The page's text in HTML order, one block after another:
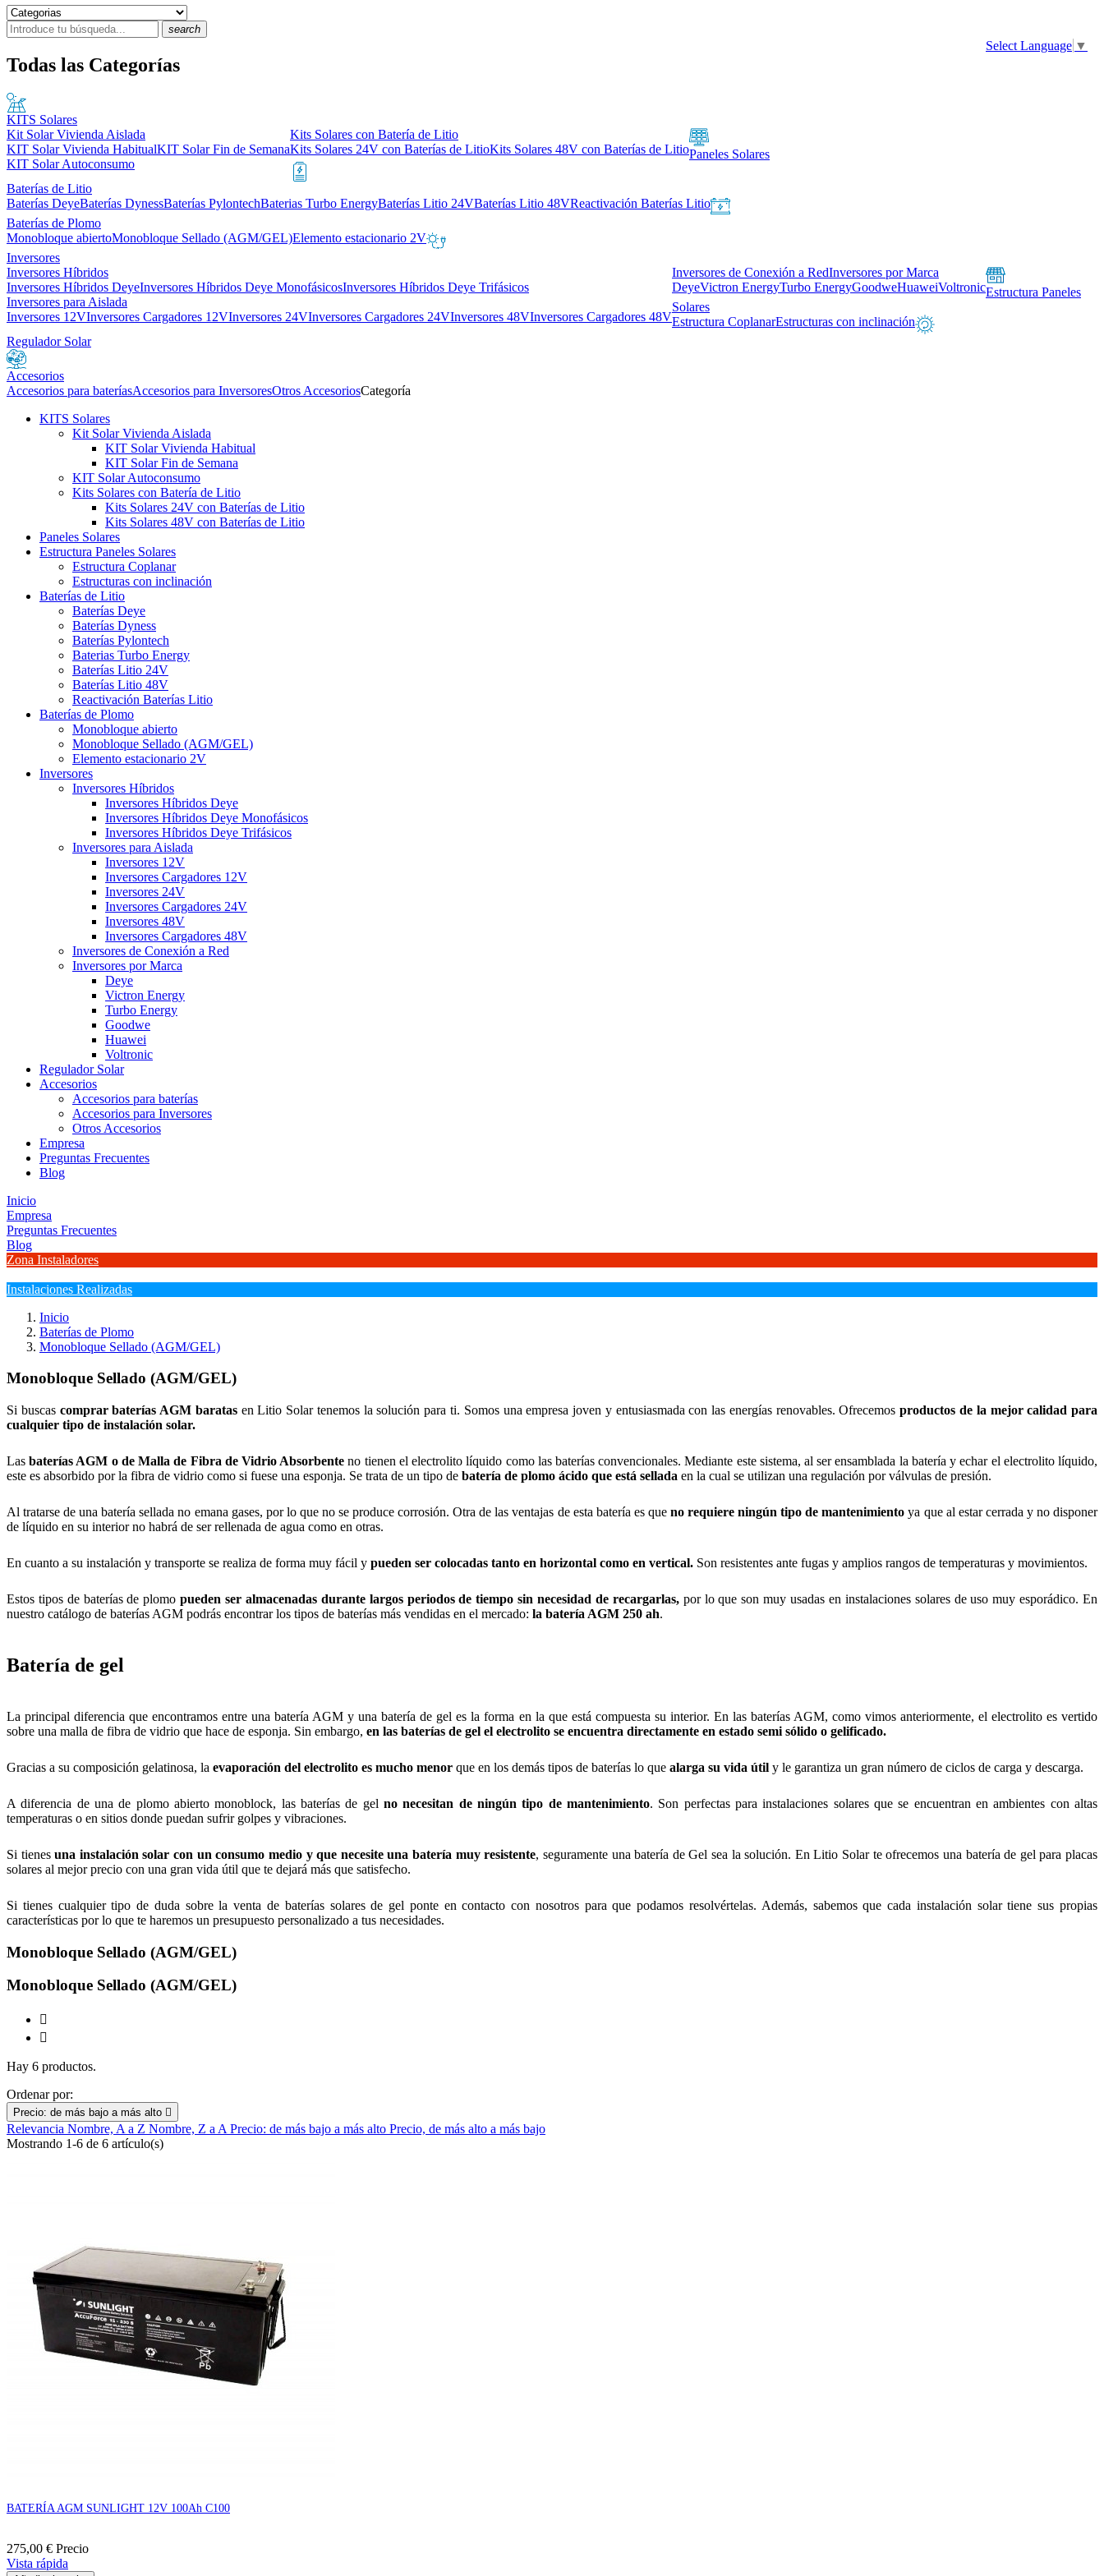
search
Select Language ▼
Todas las Categorías
KITS Solares
Kit Solar Vivienda Aislada
KIT Solar Vivienda HabitualKIT Solar Fin de Semana
KIT Solar Autoconsumo
Kits Solares con Batería de Litio
Kits Solares 24V con Baterías de LitioKits Solares 48V con Baterías de LitioPaneles Solares
Baterías de Litio
Baterías DeyeBaterías DynessBaterías PylontechBaterias Turbo EnergyBaterías Litio 24VBaterías Litio 48VReactivación Baterías Litio
Baterías de Plomo
Monobloque abiertoMonobloque Sellado (AGM/GEL)Elemento estacionario 2V
Inversores
Inversores Híbridos
Inversores Híbridos DeyeInversores Híbridos Deye MonofásicosInversores Híbridos Deye Trifásicos
Inversores para Aislada
Inversores 12VInversores Cargadores 12VInversores 24VInversores Cargadores 24VInversores 48VInversores Cargadores 48V
Inversores de Conexión a RedInversores por Marca
DeyeVictron EnergyTurbo EnergyGoodweHuaweiVoltronicEstructura Paneles
Solares
Estructura CoplanarEstructuras con inclinación
Regulador Solar
Accesorios
Accesorios para bateríasAccesorios para InversoresOtros AccesoriosCategoría
KITS Solares
Kit Solar Vivienda Aislada
KIT Solar Vivienda Habitual
KIT Solar Fin de Semana
KIT Solar Autoconsumo
Kits Solares con Batería de Litio
Kits Solares 24V con Baterías de Litio
Kits Solares 48V con Baterías de Litio
Paneles Solares
Estructura Paneles Solares
Estructura Coplanar
Estructuras con inclinación
Baterías de Litio
Baterías Deye
Baterías Dyness
Baterías Pylontech
Baterias Turbo Energy
Baterías Litio 24V
Baterías Litio 48V
Reactivación Baterías Litio
Baterías de Plomo
Monobloque abierto
Monobloque Sellado (AGM/GEL)
Elemento estacionario 2V
Inversores
Inversores Híbridos
Inversores Híbridos Deye
Inversores Híbridos Deye Monofásicos
Inversores Híbridos Deye Trifásicos
Inversores para Aislada
Inversores 12V
Inversores Cargadores 12V
Inversores 24V
Inversores Cargadores 24V
Inversores 48V
Inversores Cargadores 48V
Inversores de Conexión a Red
Inversores por Marca
Deye
Victron Energy
Turbo Energy
Goodwe
Huawei
Voltronic
Regulador Solar
Accesorios
Accesorios para baterías
Accesorios para Inversores
Otros Accesorios
Empresa
Preguntas Frecuentes
Blog
Inicio
Empresa
Preguntas Frecuentes
Blog
Zona Instaladores
Instalaciones Realizadas
Inicio
Baterías de Plomo
Monobloque Sellado (AGM/GEL)
Monobloque Sellado (AGM/GEL)
Si buscas comprar baterías AGM baratasen Litio Solar tenemos la solución para ti. Somos una empresa joven y entusiasmada con las energías renovables. Ofrecemosproductos de la mejor calidad para
cualquier tipo de instalación solar.
Lasbaterías AGM o de Malla de Fibra de Vidrio Absorbente no tienen el electrolito líquido como las baterías convencionales. Mediante este sistema, al ser ensamblada la batería y echar el electrolito líquido,
este es absorbido por la fibra de vidrio como si fuese una esponja. Se trata de un tipo de batería de plomo ácido que está sellada en la cual se utilizan una regulación por válvulas de presión.
Al tratarse de una batería sellada no emana gases, por lo que no se produce corrosión. Otra de las ventajas de esta batería es que no requiere ningún tipo de mantenimiento ya que al estar cerrada y no disponer
de líquido en su interior no habrá de ser rellenada de agua como en otras.
En cuanto a su instalación y transporte se realiza de forma muy fácil y pueden ser colocadas tanto en horizontal como en vertical. Son resistentes ante fugas y amplios rangos de temperaturas y movimientos.
Estos tipos de baterías de plomopueden ser almacenadas durante largos periodos de tiempo sin necesidad de recargarlas,por lo que son muy usadas en instalaciones solares de uso muy esporádico. En
nuestro catálogo de baterías AGM podrás encontrar los tipos de baterías más vendidas en el mercado: la batería AGM 250 ah.
Batería de gel
La principal diferencia que encontramos entre una batería AGM y una batería de gel es la forma en la que está compuesta su interior. En las baterías AGM, como vimos anteriormente, el electrolito es vertido
sobre una malla de fibra de vidrio que hace de esponja. Sin embargo, en las baterías de gel el electrolito se encuentra directamente en estado semi sólido o gelificado.
Gracias a su composición gelatinosa, la evaporación del electrolito es mucho menor que en los demás tipos de baterías lo que alarga su vida útil y le garantiza un gran número de ciclos de carga y descarga.
A diferencia de una de plomo abierto monoblock, las baterías de gel no necesitan de ningún tipo de mantenimiento. Son perfectas para instalaciones solares que se encuentran en ambientes con altas
temperaturas o en sitios donde puedan sufrir golpes y vibraciones.
Si tienesuna instalación solar con un consumo medio y que necesite una batería muy resistente, seguramente una batería de Gel sea la solución. En Litio Solar te ofrecemos una batería de gel para placas
solares al mejor precio con una gran vida útil que te dejará más que satisfecho.
Si tienes cualquier tipo de duda sobre la venta de baterías solares de gel ponte en contacto con nosotros para que podamos resolvértelas. Además, sabemos que cada instalación solar tiene sus propias
características por lo que te haremos un presupuesto personalizado a tus necesidades.
Monobloque Sellado (AGM/GEL)
Monobloque Sellado (AGM/GEL)


Hay 6 productos.
Ordenar por:
Precio: de más bajo a más alto 
Relevancia Nombre, A a Z Nombre, Z a A Precio: de más bajo a más alto Precio, de más alto a más bajo
Mostrando 1-6 de 6 artículo(s)
BATERÍA AGM SUNLIGHT 12V 100Ah C100
275,00 € Precio
Vista rápida